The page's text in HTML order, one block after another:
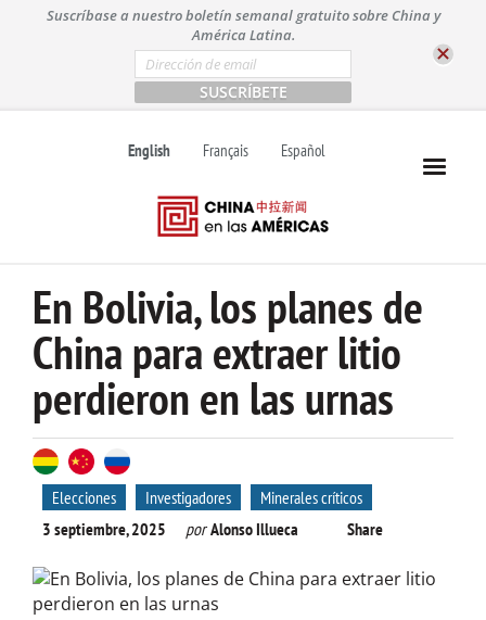
t
Suscríbase a nuestro boletín semanal gratuito sobre China y
América Latina.
E
m
a
i
*
English Français Español
En Bolivia, los planes de
China para extraer litio
perdieron en las urnas
Elecciones Investigadores
Minerales críticos
3 septiembre, 2025
porAlonso Illueca Share